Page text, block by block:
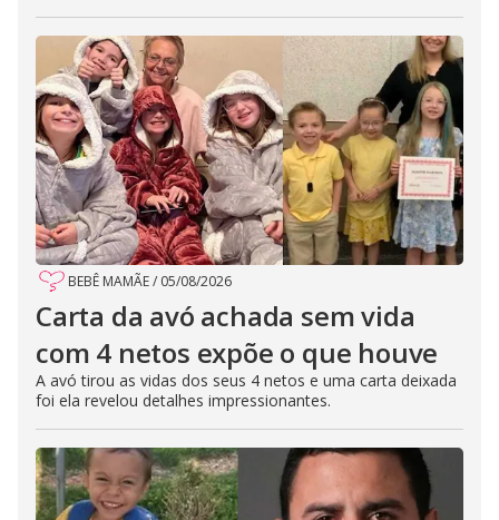
BEBÊ MAMÃE/ 05/08/2026
Carta da avó achada sem vida
com 4 netos expõe o que houve
A avó tirou as vidas dos seus 4 netos e uma carta deixada
foi ela revelou detalhes impressionantes.